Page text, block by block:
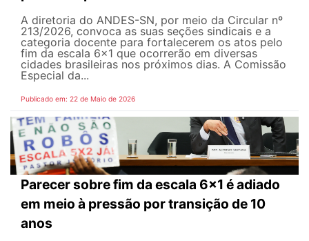
A diretoria do ANDES-SN, por meio da Circular nº
213/2026, convoca as suas seções sindicais e a
categoria docente para fortalecerem os atos pelo
fim da escala 6x1 que ocorrerão em diversas
cidades brasileiras nos próximos dias. A Comissão
Especial da...
Publicado em: 22 de Maio de 2026
Parecer sobre fim da escala 6x1 é adiado
em meio à pressão por transição de 10
anos